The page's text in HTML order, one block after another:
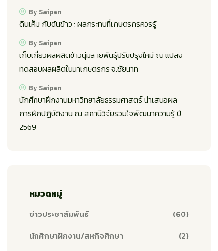
ดินเค็ม กับต้นข้าว : ผลกระทบที่เกษตรกรควรรู้
By Saipan
เก็บเกี่ยวผลผลิตข้าวนุ่มสายพันธุ์ปรับปรุงใหม่ ณ แปลง
ทดสอบผลผลิตในนาเกษตรกร จ.ชัยนาท
By Saipan
นักศึกษาฝึกงานมหาวิทยาลัยธรรมศาสตร์ นำเสนอผล
การฝึกปฏิบัติงาน ณ สถานีวิจัยรวมใจพัฒนาความรู้ ปี
2569
By Saipan
หมวดหมู่
ข่าวประชาสัมพันธ์
(60)
นักศึกษาฝึกงาน/สหกิจศึกษา
(2)